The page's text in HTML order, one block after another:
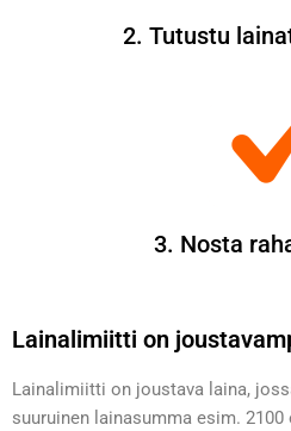
2. Tutustu
3. Nosta
Lainalimiitti on
Lainalimiitti on joustava laina,
suuruinen lainasumma esim.